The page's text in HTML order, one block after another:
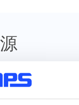
技术的高速数据连
据流量的持续增
，ONT设计的任务
成本、更快的速度
电源解决方案组合
Model